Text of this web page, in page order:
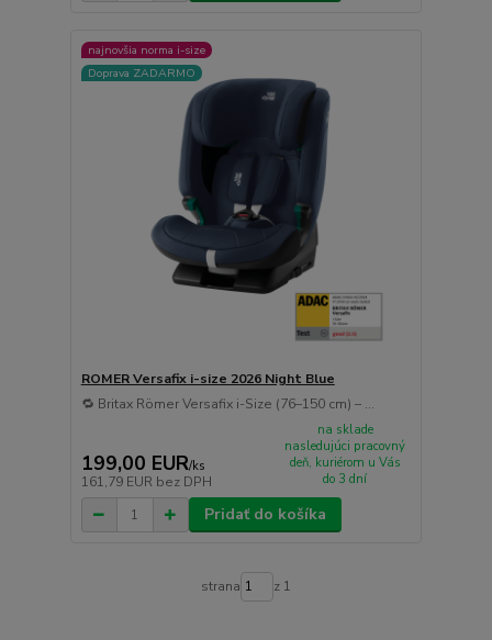
najnovšia norma i-size
Doprava ZADARMO
ROMER Versafix i-size 2026 Night Blue
🔁 Britax Römer Versafix i-Size (76–150 cm) – ...
199,00 EUR/ks
161,79 EUR bez DPH
na sklade
nasledujúci pracovný
deň, kuriérom u Vás
do 3 dní
Pridať do košíka
strana z 1